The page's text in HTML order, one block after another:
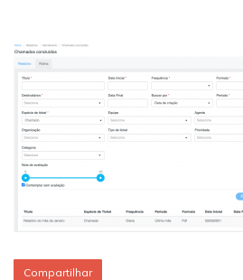
Compartilhar